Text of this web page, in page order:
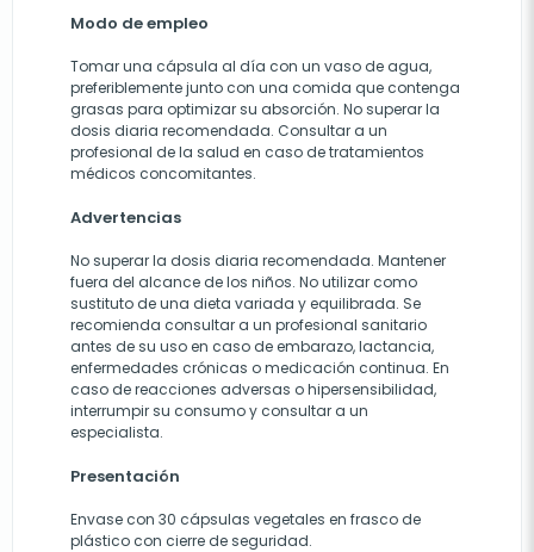
Modo de empleo
Tomar una cápsula al día con un vaso de agua,
preferiblemente junto con una comida que contenga
grasas para optimizar su absorción. No superar la
dosis diaria recomendada. Consultar a un
profesional de la salud en caso de tratamientos
médicos concomitantes.
Advertencias
No superar la dosis diaria recomendada. Mantener
fuera del alcance de los niños. No utilizar como
sustituto de una dieta variada y equilibrada. Se
recomienda consultar a un profesional sanitario
antes de su uso en caso de embarazo, lactancia,
enfermedades crónicas o medicación continua. En
caso de reacciones adversas o hipersensibilidad,
interrumpir su consumo y consultar a un
especialista.
Presentación
Envase con 30 cápsulas vegetales en frasco de
plástico con cierre de seguridad.